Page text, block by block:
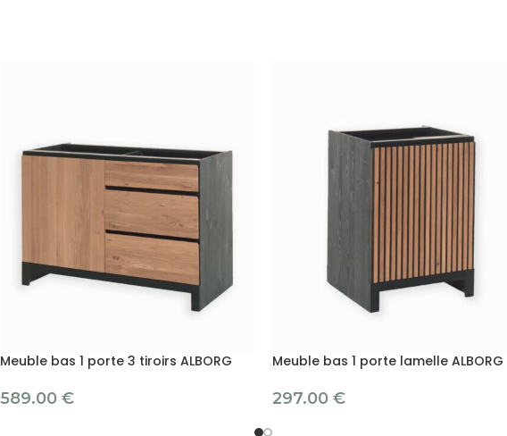
Meuble bas 1 porte 3 tiroirs ALBORG
589.00 €
Meuble bas 1 porte lamelle ALBORG
297.00 €